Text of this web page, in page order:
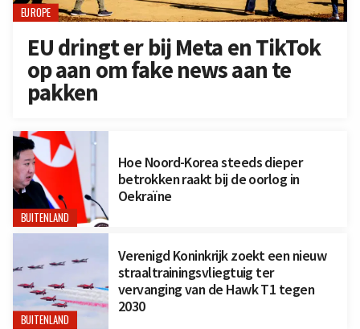
EUROPE
EU dringt er bij Meta en TikTok
op aan om fake news aan te
pakken
BUITENLAND
Hoe Noord-Korea steeds dieper
betrokken raakt bij de oorlog in
Oekraïne
BUITENLAND
Verenigd Koninkrijk zoekt een nieuw
straaltrainingsvliegtuig ter
vervanging van de Hawk T1 tegen
2030